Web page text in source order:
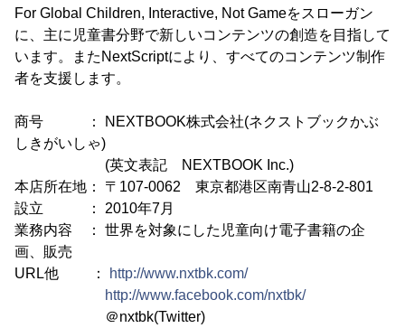
For Global Children, Interactive, Not Gameをスローガン
に、主に児童書分野で新しいコンテンツの創造を目指して
います。またNextScriptにより、すべてのコンテンツ制作
者を支援します。
商号 ： NEXTBOOK株式会社(ネクストブックかぶ
しきがいしゃ)
(英文表記 NEXTBOOK Inc.)
本店所在地： 〒107-0062 東京都港区南青山2-8-2-801
設立 ： 2010年7月
業務内容 ： 世界を対象にした児童向け電子書籍の企
画、販売
URL他 ：
http://www.nxtbk.com/
http://www.facebook.com/nxtbk/
＠nxtbk(Twitter)